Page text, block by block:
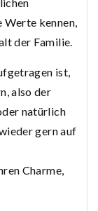
Werte kennen,
der Familie.
ist,
also der
natürlich
gern auf
Charme,